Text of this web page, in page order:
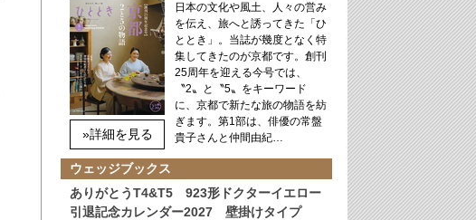
»詳細を見る
日本の文化や風土、人々の営み
を伝え、旅へと誘ってきた「ひ
ととき」。当誌が幾度となく特
集してきたのが京都です。創刊
25周年を迎える今号では、
〝2〟と〝5〟をキーワード
に、京都で新たな旅の物語を紡
ぎます。第1部は、俳優の常盤
貴子さんと仲間由紀…
ウェッジブックス
ありがとうT4&T5 923形ドクターイエロー
引退記念カレンダー2027 壁掛けタイプ